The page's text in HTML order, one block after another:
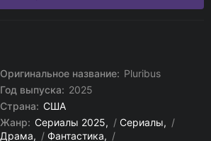
Оригинальное название: Pluribus
Год выпуска: 2025
Страна: США
Жанр: Сериалы 2025 / Сериалы
/
Драма
/ Фантастика
/